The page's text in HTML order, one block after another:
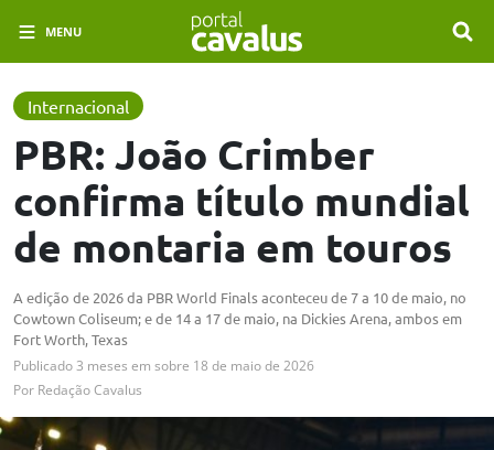
MENU
Internacional
​PBR: João Crimber
confirma título mundial
de montaria em touros
A edição de 2026 da PBR World Finals aconteceu de 7 a 10 de maio, no
Cowtown Coliseum; e de 14 a 17 de maio, na Dickies Arena, ambos em
Fort Worth, Texas
Publicado3 meses em sobre 18 de maio de 2026
Por Redação Cavalus